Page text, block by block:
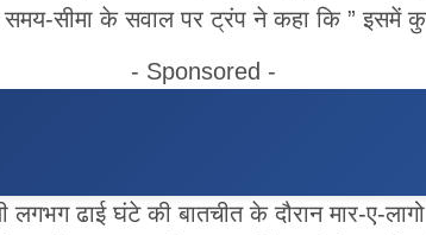
समय-सीमा के सवाल पर ट्रंप ने कहा कि ”
- Sponsored -
ढाई घंटे की बातचीत के दौरान मार-ए-